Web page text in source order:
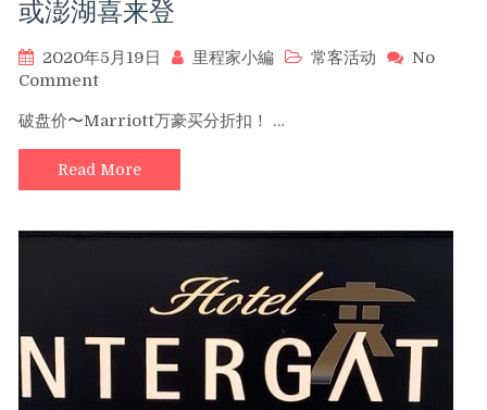
或澎湖喜来登
2020年5月19日 里程家小編 常客活动
No
Commenton
买
点
数
可
60％
（6/30
利
用
破盘价〜Marriott万豪买分折扣！ …
Read More